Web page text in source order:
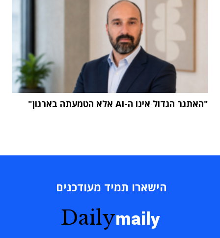
"האתגר הגדול אינו ה-AI אלא הטמעתה בארגון"
הישארו תמיד מעודכנים
Dailymaily